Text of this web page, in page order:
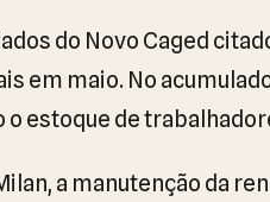
do Novo Caged
em maio. No
o estoque de
a manutenção da